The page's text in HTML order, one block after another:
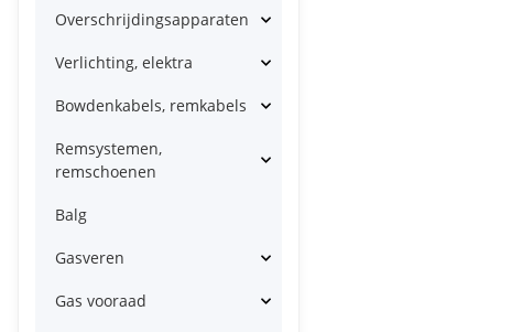
Overschrijdingsapparaten
Verlichting, elektra
Bowdenkabels, remkabels
Remsystemen,
remschoenen
Balg
Gasveren
Gas vooraad